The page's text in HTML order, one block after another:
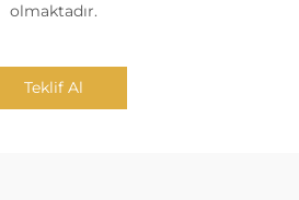
olmaktadır.
Teklif Al